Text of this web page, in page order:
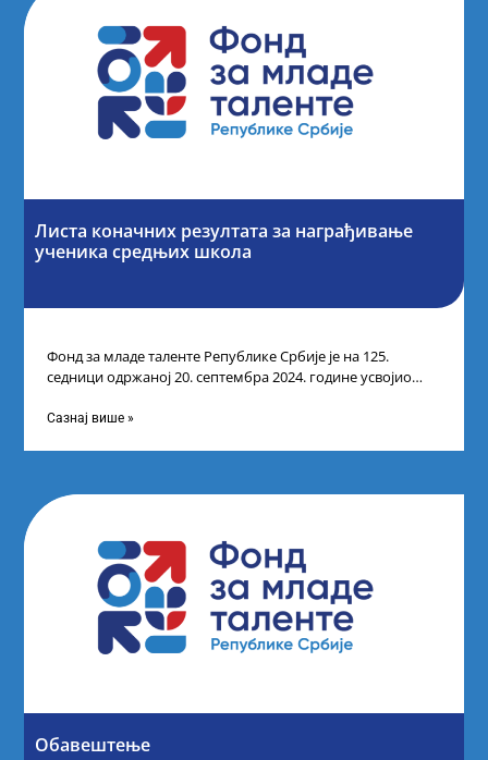
Листа коначних резултата за награђивање
ученика средњих школа
Фонд за младе таленте Републике Србије је на 125.
седници одржаној 20. септембра 2024. године усвојио
Сазнај више »
Обавештење